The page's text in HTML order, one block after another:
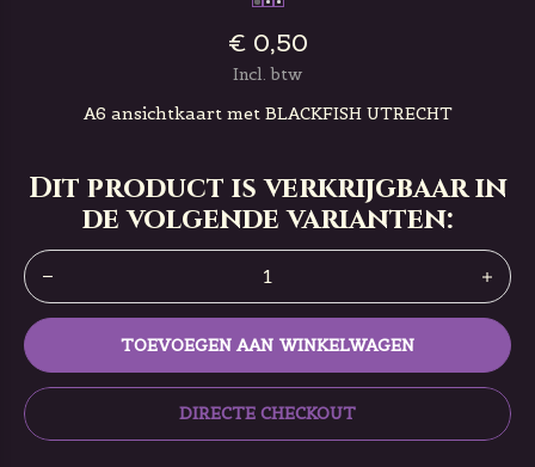
€ 0,50
Incl. btw
A6 ansichtkaart met BLACKFISH UTRECHT
Dit product is verkrijgbaar in
de volgende varianten:
TOEVOEGEN AAN WINKELWAGEN
DIRECTE CHECKOUT